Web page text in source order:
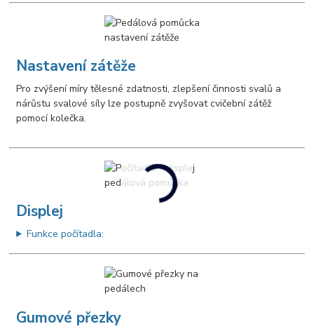
Nastavení zátěže
Pro zvýšení míry tělesné zdatnosti, zlepšení činnosti svalů a
nárůstu svalové síly lze postupně zvyšovat cvičební zátěž
pomocí kolečka.
Displej
Funkce počítadla:
Gumové přezky